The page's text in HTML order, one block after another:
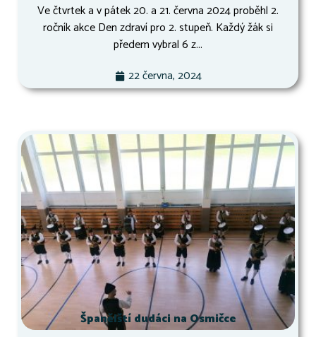
Ve čtvrtek a v pátek 20. a 21. června 2024 proběhl 2.
ročník akce Den zdraví pro 2. stupeň. Každý žák si
předem vybral 6 z...
22 června, 2024
Španělští dudáci na Osmičce